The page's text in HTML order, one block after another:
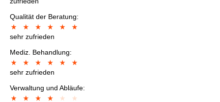
Qualität der Beratung:
sehr zufrieden
Mediz. Behandlung:
sehr zufrieden
Verwaltung und Abläufe: